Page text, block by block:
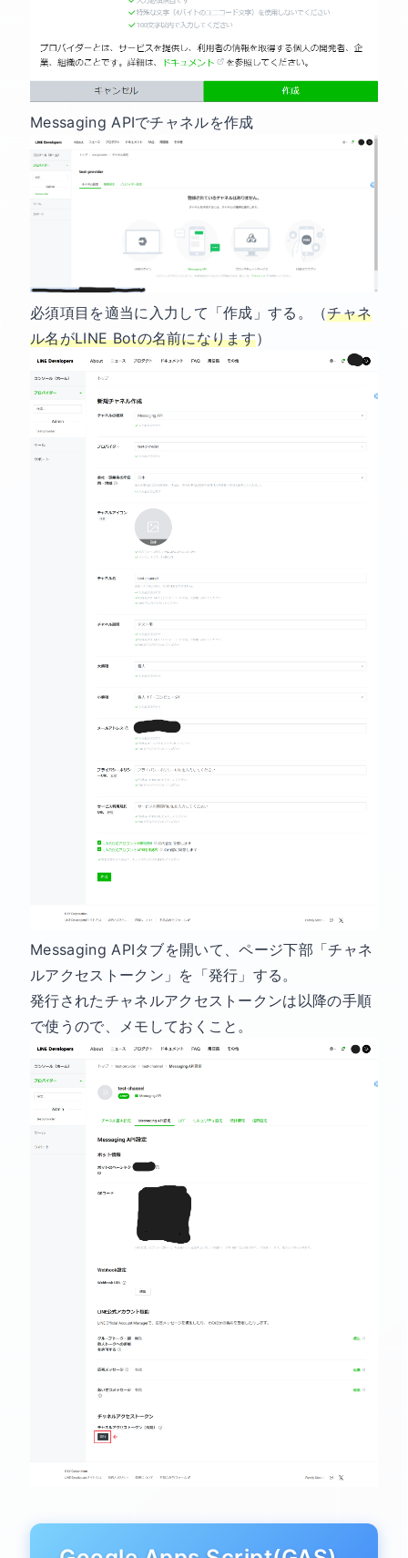
Messaging APIでチャネルを作成
必須項目を適当に入力して「作成」する。（チャネ
ル名がLINE Botの名前になります）
Messaging APIタブを開いて、ページ下部「チャネ
ルアクセストークン」を「発行」する。
発行されたチャネルアクセストークンは以降の手順
で使うので、メモしておくこと。